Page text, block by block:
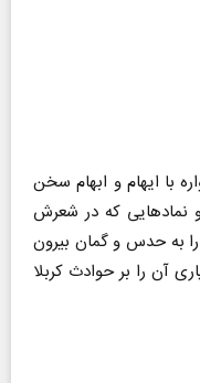
با ایهام و ابهام سخن
نمادهایی که در شعرش
به حدس و گمان بیرون
آن را بر حوادث کربلا